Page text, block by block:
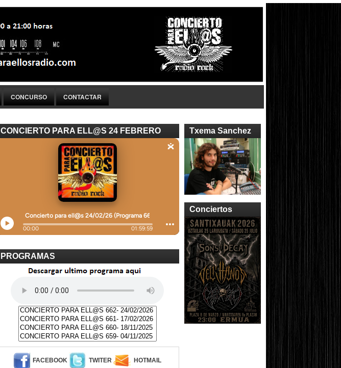
CONCURSO CONTACTAR
CONCIERTO PARA ELL@S 24 FEBRERO
PROGRAMAS
FACEBOOK TWITER HOTMAIL
Txema Sanchez
Conciertos